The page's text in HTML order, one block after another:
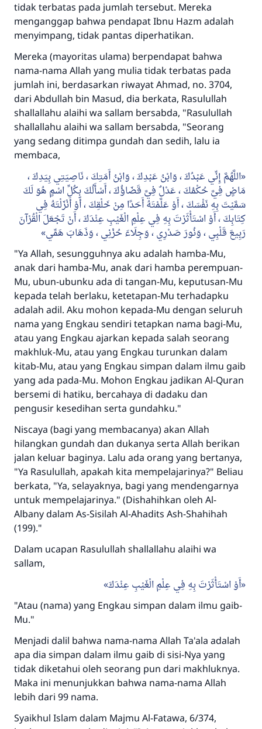
tidak terbatas pada jumlah tersebut. Mereka
menganggap bahwa pendapat Ibnu Hazm adalah
menyimpang, tidak pantas diperhatikan.
Mereka (mayoritas ulama) berpendapat bahwa
nama-nama Allah yang mulia tidak terbatas pada
jumlah ini, berdasarkan riwayat Ahmad, no. 3704,
dari Abdullah bin Masud, dia berkata, Rasulullah
shallallahu alaihi wa sallam bersabda, "Rasulullah
shallallahu alaihi wa sallam bersabda, "Seorang
yang sedang ditimpa gundah dan sedih, lalu ia
membaca,
اللَّهُمَّ إِنِّي عَبْدُكَ ، وَابْنُ عَبْدِكَ ، وَابْنُ أَمَتِكَ ، نَاصِيَتِي بِيَدِكَ ،
مَاضٍ فِيَّ حُكْمُكَ ، عَدْلٌ فِيَّ قَضَاؤُكَ ، أَسْأَلُكَ بِكُلِّ اسْمٍ هُوَ لَكَ
سَمَّيْتَ بِهِ نَفْسَكَ ، أَوْ عَلَّمْتَهُ أَحَدًا مِنْ خَلْقِكَ ، أَوْ أَنْزَلْتَهُ فِي
كِتَابِكَ ، أَوْ اسْتَأْثَرْتَ بِهِ فِي عِلْمِ الْغَيْبِ عِنْدَكَ ، أَنْ تَجْعَلَ الْقُرْآنَ
رَبِيعَ قَلْبِي ، وَنُورَ صَدْرِي ، وَجِلَاءَ حُزْنِي ، وَذَهَابَ هَمِّي
"Ya Allah, sesungguhnya aku adalah hamba-Mu,
anak dari hamba-Mu, anak dari hamba perempuan-
Mu, ubun-ubunku ada di tangan-Mu, keputusan-Mu
kepada telah berlaku, ketetapan-Mu terhadapku
adalah adil. Aku mohon kepada-Mu dengan seluruh
nama yang Engkau sendiri tetapkan nama bagi-Mu,
atau yang Engkau ajarkan kepada salah seorang
makhluk-Mu, atau yang Engkau turunkan dalam
kitab-Mu, atau yang Engkau simpan dalam ilmu gaib
yang ada pada-Mu. Mohon Engkau jadikan Al-Quran
bersemi di hatiku, bercahaya di dadaku dan
pengusir kesedihan serta gundahku."
Niscaya (bagi yang membacanya) akan Allah
hilangkan gundah dan dukanya serta Allah berikan
jalan keluar baginya. Lalu ada orang yang bertanya,
"Ya Rasulullah, apakah kita mempelajarinya?" Beliau
berkata, "Ya, selayaknya, bagi yang mendengarnya
untuk mempelajarinya." (Dishahihkan oleh Al-
Albany dalam As-Sisilah Al-Ahadits Ash-Shahihah
(199)."
Dalam ucapan Rasulullah shallallahu alaihi wa
sallam,
أَوْ اسْتَأْثَرْتَ بِهِ فِي عِلْمِ الْغَيْبِ عِنْدَكَ
"Atau (nama) yang Engkau simpan dalam ilmu gaib-
Mu."
Menjadi dalil bahwa nama-nama Allah Ta'ala adalah
apa dia simpan dalam ilmu gaib di sisi-Nya yang
tidak diketahui oleh seorang pun dari makhluknya.
Maka ini menunjukkan bahwa nama-nama Allah
lebih dari 99 nama.
Syaikhul Islam dalam Majmu Al-Fatawa, 6/374,